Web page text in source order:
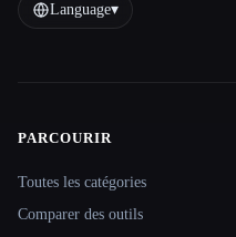
Language▾
PARCOURIR
Toutes les catégories
Comparer des outils